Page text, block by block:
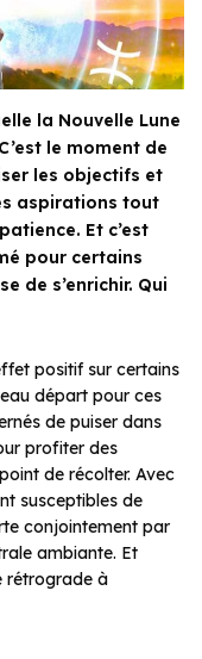
la Nouvelle Lune
le moment de
les objectifs et
aspirations tout
Et c’est
pour certains
de s’enrichir. Qui
positif sur certains
départ pour ces
de puiser dans
profiter des
de récolter. Avec
susceptibles de
conjointement par
ambiante. Et
rétrograde à